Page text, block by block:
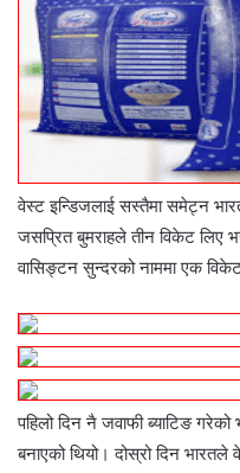
वेस्ट इन्डिजलाई सस्तैमा समेट्न
जसप्रित बुमराहले तीन विकेट लिए
वासिङ्टन सुन्दरको नाममा एक
पहिलो दिन नै जवाफी ब्याटिङ
बनाएको थियो। दोस्रो दिन भारतले